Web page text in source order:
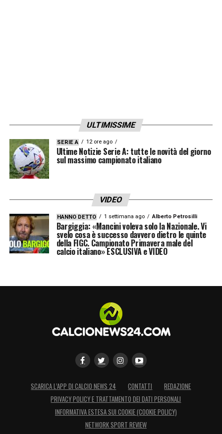
LA PLAYLIST DELLE NOSTRE TOP NEWS
ULTIMISSIME
SERIE A 12 ore ago
Ultime Notizie Serie A: tutte le novità del giorno
sul massimo campionato italiano
VIDEO
HANNO DETTO 1 settimana ago Alberto Petrosilli
Bargiggia: «Mancini voleva solo la Nazionale. Vi
svelo cosa è successo davvero dietro le quinte
della FIGC. Campionato Primavera male del
calcio italiano» ESCLUSIVA e VIDEO
SCARICA L’APP DI CALCIO NEWS 24 CONTATTI
REDAZIONE
PRIVACY POLICY E TRATTAMENTO DEI DATI PERSONALI
INFORMATIVA ESTESA SUI COOKIE (COOKIE POLICY)
NETWORK SPORT REVIEW